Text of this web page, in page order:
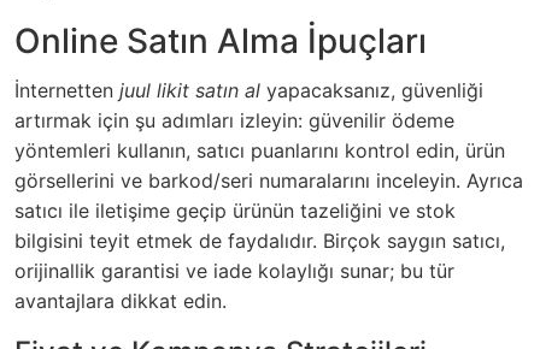
Online Satın Alma İpuçları
İnternetten juul likit satın al yapacaksanız, güvenliği
artırmak için şu adımları izleyin: güvenilir ödeme
yöntemleri kullanın, satıcı puanlarını kontrol edin, ürün
görsellerini ve barkod/seri numaralarını inceleyin. Ayrıca
satıcı ile iletişime geçip ürünün tazeliğini ve stok
bilgisini teyit etmek de faydalıdır. Birçok saygın satıcı,
orijinallik garantisi ve iade kolaylığı sunar; bu tür
avantajlara dikkat edin.